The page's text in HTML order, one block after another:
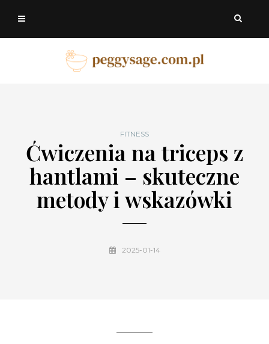
FITNESS
Ćwiczenia na triceps z
hantlami – skuteczne
metody i wskazówki
2025-01-14